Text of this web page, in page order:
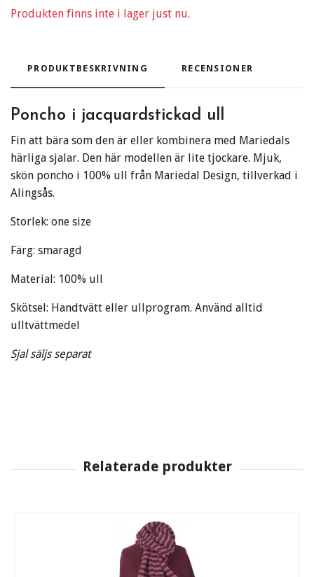
Produkten finns inte i lager just nu.
PRODUKTBESKRIVNING RECENSIONER
Poncho i jacquardstickad ull
Fin att bära som den är eller kombinera med Mariedals
härliga sjalar. Den här modellen är lite tjockare. Mjuk,
skön poncho i 100% ull från Mariedal Design, tillverkad i
Alingsås.
Storlek: one size
Färg: smaragd
Material: 100% ull
Skötsel: Handtvätt eller ullprogram. Använd alltid
ulltvättmedel
Sjal säljs separat